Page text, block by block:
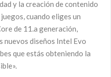
y la creación de contenido
cuando eliges un
de 11.a generación,
nuevos diseños Intel Evo
que estás obteniendo la